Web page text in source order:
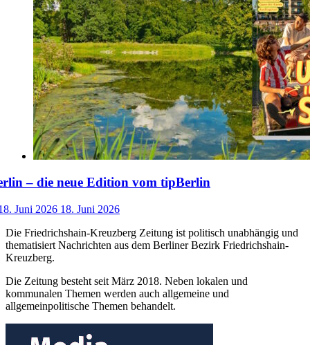
– die neue Edition vom tipBerlin
Juni 2026 18. Juni 2026
Die Friedrichshain-Kreuzberg Zeitung ist politisch unabhängig und
thematisiert Nachrichten aus dem Berliner Bezirk Friedrichshain-
Kreuzberg.
Die Zeitung besteht seit März 2018. Neben lokalen und
kommunalen Themen werden auch allgemeine und
allgemeinpolitische Themen behandelt.